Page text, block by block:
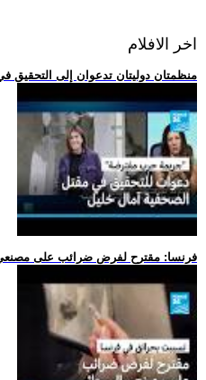
اخر الافلام
.. منظمتان دوليتان تدعوان إلى التحقيق
.. فرنسا: مقترح لفرض ضرائب على